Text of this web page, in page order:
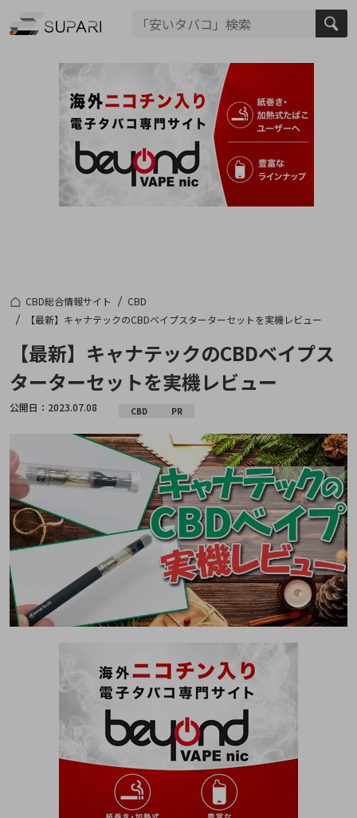
CBD総合情報サイト
CBD
【最新】キャナテックのCBDベイプスターターセットを実機レビュー
【最新】キャナテックのCBDベイプス
ターターセットを実機レビュー
公開日： 2023.07.08 CBD PR